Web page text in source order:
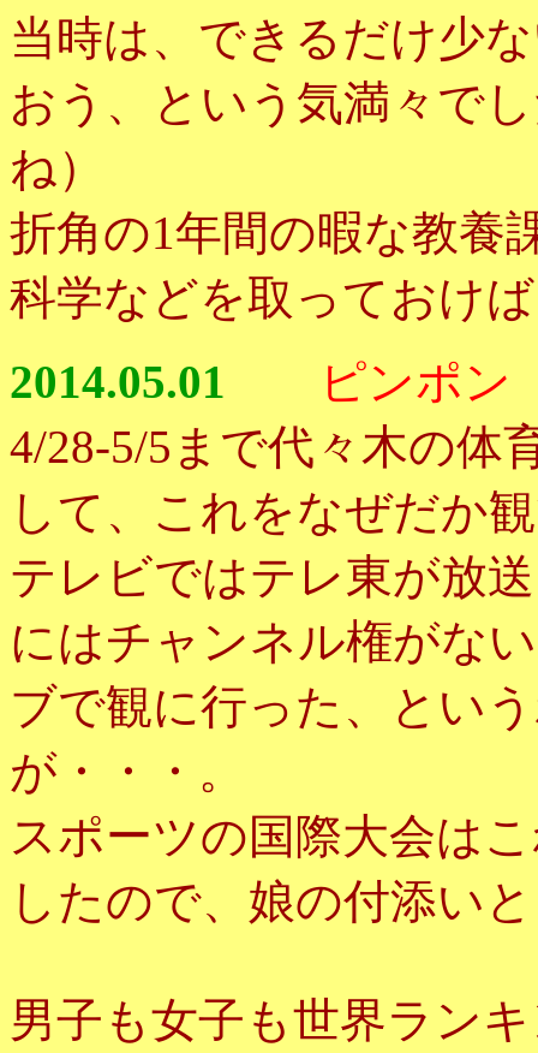
当時は、できるだけ少
おう、という気満々で
ね）
折角の1年間の暇な教養
科学などを取っておけ
2014.05.01
ピンポン
4/28-5/5まで代々木の体
して、これをなぜだか
テレビではテレ東が放
にはチャンネル権がな
ブで観に行った、とい
が・・・。
スポーツの国際大会は
したので、娘の付添い
男子も女子も世界ラン